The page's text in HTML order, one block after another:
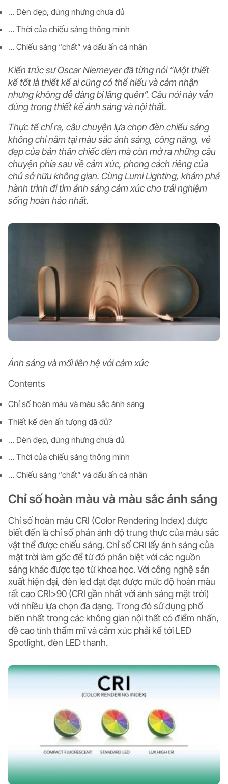
… Đèn đẹp, đúng nhưng chưa đủ
… Thời của chiếu sáng thông minh
… Chiếu sáng “chất” và dấu ấn cá nhân
Kiến trúc sư Oscar Niemeyer đã từng nói “Một thiết
kế tốt là thiết kế ai cũng có thể hiểu và cảm nhận
nhưng không dễ dàng bị lãng quên”. Câu nói này vẫn
đúng trong thiết kế ánh sáng và nội thất.
Thực tế chỉ ra, câu chuyện lựa chọn đèn chiếu sáng
không chỉ nằm tại màu sắc ánh sáng, công năng, vẻ
đẹp của bản thân chiếc đèn mà còn mở ra những câu
chuyện phía sau về cảm xúc, phong cách riêng của
chủ sở hữu không gian. Cùng Lumi Lighting, khám phá
hành trình đi tìm ánh sáng cảm xúc cho trải nghiệm
sống hoàn hảo nhất.
Ánh sáng và mối liên hệ với cảm xúc
Contents
Chỉ số hoàn màu và màu sắc ánh sáng
Thiết kế đèn ấn tượng đã đủ?
… Đèn đẹp, đúng nhưng chưa đủ
… Thời của chiếu sáng thông minh
… Chiếu sáng “chất” và dấu ấn cá nhân
Chỉ số hoàn màu và màu sắc ánh sáng
Chỉ số hoàn màu CRI (Color Rendering Index) được
biết đến là chỉ số phản ánh độ trung thực của màu sắc
vật thể được chiếu sáng. Chỉ số CRI lấy ánh sáng của
mặt trời làm gốc để từ đó phân biệt với các nguồn
sáng khác được tạo từ khoa học. Với công nghệ sản
xuất hiện đại, đèn led đạt đạt được mức độ hoàn màu
rất cao CRI>90 (CRI gần nhất với ánh sáng mặt trời)
với nhiều lựa chọn đa dạng. Trong đó sử dụng phổ
biến nhất trong các không gian nội thất có điểm nhấn,
đề cao tính thẩm mĩ và cảm xúc phải kể tới LED
Spotlight, đèn LED thanh.